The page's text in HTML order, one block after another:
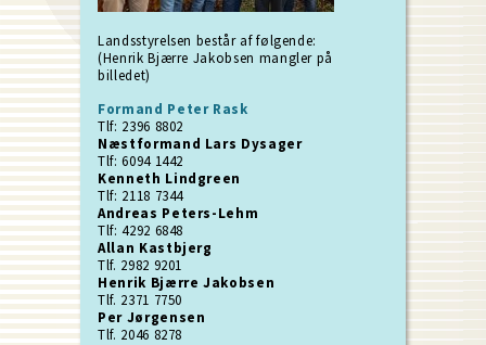
Landsstyrelsen består af følgende:
(Henrik Bjærre Jakobsen mangler på
billedet)
Formand Peter Rask
Tlf: 2396 8802
Næstformand Lars Dysager
Tlf: 6094 1442
Kenneth Lindgreen
Tlf: 2118 7344
Andreas Peters-Lehm
Tlf: 4292 6848
Allan Kastbjerg
Tlf. 2982 9201
Henrik Bjærre Jakobsen
Tlf. 2371 7750
Per Jørgensen
Tlf. 2046 8278